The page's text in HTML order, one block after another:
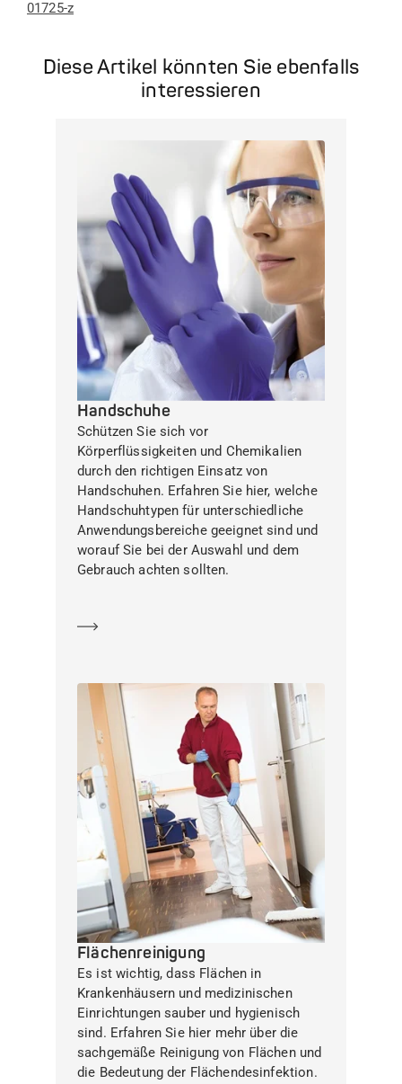
01725-z
Diese Artikel könnten Sie ebenfalls
interessieren
Handschuhe
Schützen Sie sich vor
Körperflüssigkeiten und Chemikalien
durch den richtigen Einsatz von
Handschuhen. Erfahren Sie hier, welche
Handschuhtypen für unterschiedliche
Anwendungsbereiche geeignet sind und
worauf Sie bei der Auswahl und dem
Gebrauch achten sollten.
Flächenreinigung
Es ist wichtig, dass Flächen in
Krankenhäusern und medizinischen
Einrichtungen sauber und hygienisch
sind. Erfahren Sie hier mehr über die
sachgemäße Reinigung von Flächen und
die Bedeutung der Flächendesinfektion.